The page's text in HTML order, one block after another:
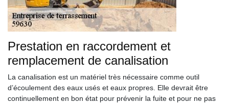
Prestation en raccordement et
remplacement de canalisation
La canalisation est un matériel très nécessaire comme outil
d’écoulement des eaux usés et eaux propres. Elle devrait être
continuellement en bon état pour prévenir la fuite et pour ne pas